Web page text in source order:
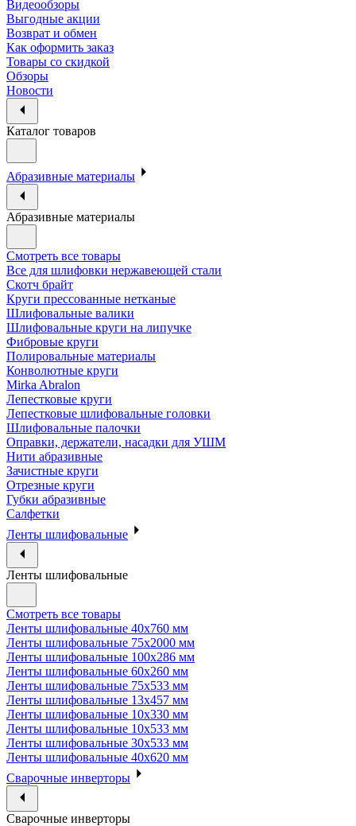
Видеообзоры
Выгодные акции
Возврат и обмен
Как оформить заказ
Товары со скидкой
Обзоры
Новости
Каталог товаров
Абразивные материалы
Абразивные материалы
Смотреть все товары
Все для шлифовки нержавеющей стали
Скотч брайт
Круги прессованные нетканые
Шлифовальные валики
Шлифовальные круги на липучке
Фибровые круги
Полировальные материалы
Конволютные круги
Mirka Abralon
Лепестковые круги
Лепестковые шлифовальные головки
Шлифовальные палочки
Оправки, держатели, насадки для УШМ
Нити абразивные
Зачистные круги
Отрезные круги
Губки абразивные
Салфетки
Ленты шлифовальные
Ленты шлифовальные
Смотреть все товары
Ленты шлифовальные 40х760 мм
Ленты шлифовальные 75х2000 мм
Ленты шлифовальные 100х286 мм
Ленты шлифовальные 60х260 мм
Ленты шлифовальные 75х533 мм
Ленты шлифовальные 13х457 мм
Ленты шлифовальные 10х330 мм
Ленты шлифовальные 10х533 мм
Ленты шлифовальные 30х533 мм
Ленты шлифовальные 40х620 мм
Сварочные инверторы
Сварочные инверторы